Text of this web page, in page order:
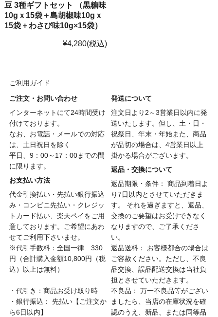
豆 3種ギフトセット （黒糖味
10gｘ15袋＋島胡椒味10gｘ
15袋＋わさび味10g×15袋）
¥4,280(税込)
ご利用ガイド
ご注文・お問い合わせ
インターネットにて24時間受け
付けております。
なお、お電話・メールでの対応
は、土日祝日を除く
平日、9：00～17：00までの間
に限ります。
お支払い方法
代金引換払い・先払い銀行振込
み・コンビニ先払い・クレジッ
トカード払い、楽天ペイをご用
意しております。ご希望にあわ
せてご利用下さいませ。
※代引手数料：全国一律 330
円（合計購入金額10,800円（税
込）以上は無料）
・代引き：商品お受け取り時
・銀行振込： 先払い【ご注文か
ら6日以内】
発送について
注文日より2～3営業日以内に発
送いたします。但し、土・日・
祝祭日、年末・年始また、商品
が品切の場合は、4営業日以上
掛かる場合がございます。
返品・交換について
返品期限・条件： 商品到着日よ
り7日以内とさせていただきま
す。 それを過ぎますと、返品、
交換のご要望はお受けできなく
なりますので、ご了承くださ
い。
返品送料： お客様都合の場合は
ご容赦ください。ただし、不良
品交換、誤品配送交換は当社負
担とさせていただきます。
不良品： 万一不良品等がござい
ましたら、当店の在庫状況を確
認のうえ、新品、または同等品